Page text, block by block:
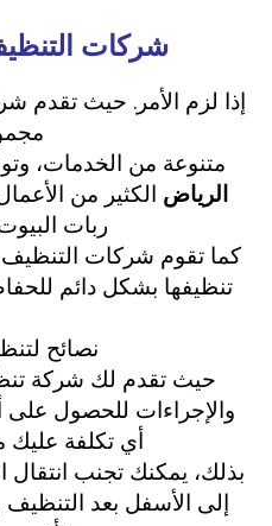
شركات
إذا لزم الأمر. حيث تقدم
متنوعة من الخدمات،
الرياض الكثير من
ربات
كما تقوم شركات التنظيف
تنظيفها بشكل دائم
نصائح
حيث تقدم لك شركة
والإجراءات للحصول على
أي تكلفة عليك
بذلك، يمكنك تجنب انتقال
إلى الأسفل بعد